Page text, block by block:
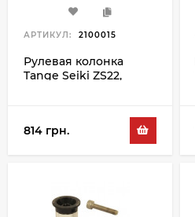
АРТИКУЛ: 2100015
Рулевая колонка
Tange Seiki ZS22,
814 грн.